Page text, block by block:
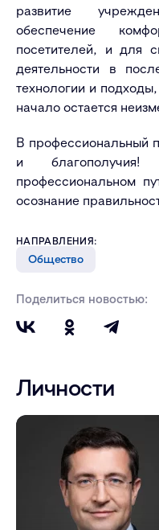
развитие
обеспечение
посетителей, и для
деятельности в
технологии и
начало остается
В профессиональный
и
профессиональном
осознание
НАПРАВЛЕНИЯ:
Общество
Поделиться новостью:
Личности